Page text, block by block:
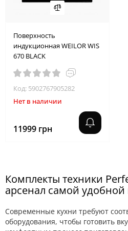
Поверхность
индукционная WEILOR WIS
670 BLACK
Код: 5902767905282
Нет в наличии
11999 грн
Комплекты техники
арсенал самой удобной
Современные кухни требуют
оборудования, чтобы готовить